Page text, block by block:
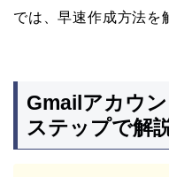
では、早速作成方法を
Gmailアカウ
ステップで解